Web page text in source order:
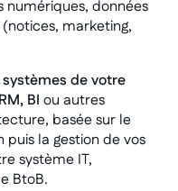
numériques, données
marketing,
de votre
BI ou autres
basée sur le
puis la gestion de vos
système IT,
BtoB.